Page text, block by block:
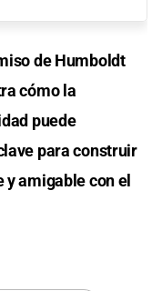
de Humboldt
cómo la
puede
para construir
amigable con el